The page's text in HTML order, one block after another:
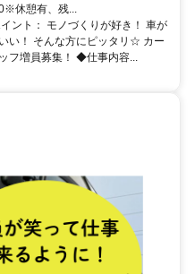
休憩有、残...
ント： モノづくりが好き！ 車が
い！ そんな方にピッタリ☆ カー
フ増員募集！ ◆仕事内容...